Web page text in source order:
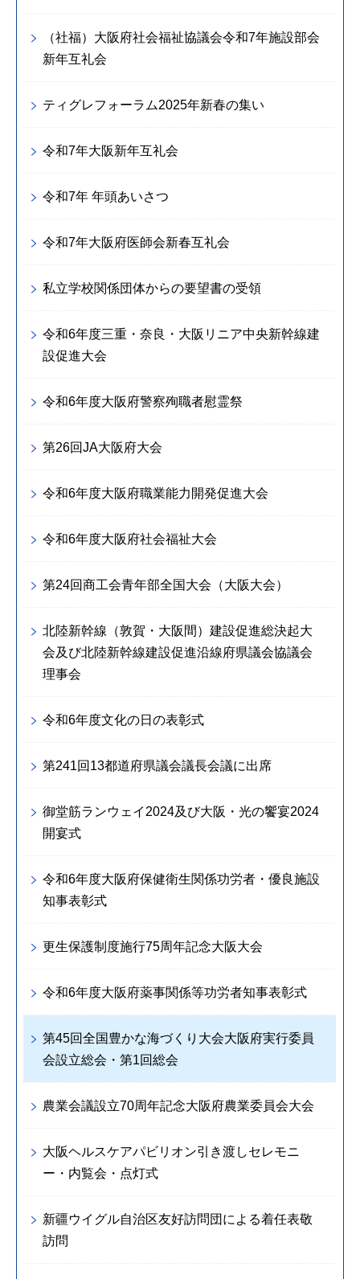
（社福）大阪府社会福祉協議会令和7年施設部会
新年互礼会
ティグレフォーラム2025年新春の集い
令和7年大阪新年互礼会
令和7年 年頭あいさつ
令和7年大阪府医師会新春互礼会
私立学校関係団体からの要望書の受領
令和6年度三重・奈良・大阪リニア中央新幹線建
設促進大会
令和6年度大阪府警察殉職者慰霊祭
第26回JA大阪府大会
令和6年度大阪府職業能力開発促進大会
令和6年度大阪府社会福祉大会
第24回商工会青年部全国大会（大阪大会）
北陸新幹線（敦賀・大阪間）建設促進総決起大
会及び北陸新幹線建設促進沿線府県議会協議会
理事会
令和6年度文化の日の表彰式
第241回13都道府県議会議長会議に出席
御堂筋ランウェイ2024及び大阪・光の饗宴2024
開宴式
令和6年度大阪府保健衛生関係功労者・優良施設
知事表彰式
更生保護制度施行75周年記念大阪大会
令和6年度大阪府薬事関係等功労者知事表彰式
第45回全国豊かな海づくり大会大阪府実行委員
会設立総会・第1回総会
農業会議設立70周年記念大阪府農業委員会大会
大阪ヘルスケアパビリオン引き渡しセレモニ
ー・内覧会・点灯式
新疆ウイグル自治区友好訪問団による着任表敬
訪問